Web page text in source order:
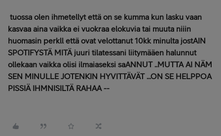
tuossa olen ihmetellyt että on se kumma kun lasku vaan
kasvaa aina vaikka ei vuokraa elokuvia tai muuta niiin
huomasin perkll että ovat velottanut 10kk minulta jostAIN
SPOTIFYSTÄ MITÄ juuri tilatessani liitymääen halunnut
ollekaan vaikka olisi ilmaiaseksi saANNUT ..MUTTA AI NÄM
SEN MINULLE JOTENKIN HYVITTÄVÄT ...ON SE HELPPOA
PISSIÄ IHMNISILTÄ RAHAA --